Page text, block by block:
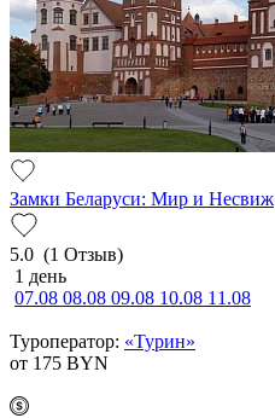
Замки Беларуси: Мир и Несвиж
5.0 (1 Отзыв)
1 день
07.08 08.08 09.08 10.08 11.08
Туроператор: «Турин»
от 175 BYN